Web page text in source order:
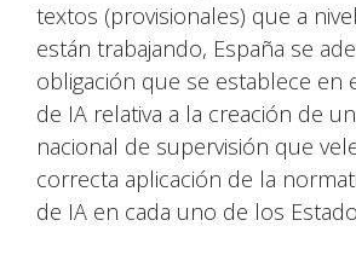
textos (provisionales) que a
están trabajando, España se
obligación que se establece en
de IA relativa a la creación de
nacional de supervisión que
correcta aplicación de la
de IA en cada uno de los